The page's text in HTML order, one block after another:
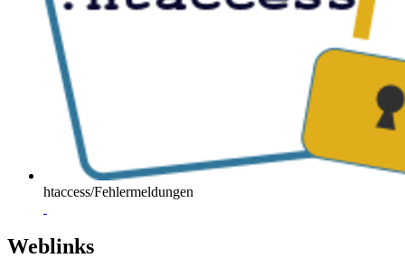
htaccess/Fehlermeldungen
Weblinks